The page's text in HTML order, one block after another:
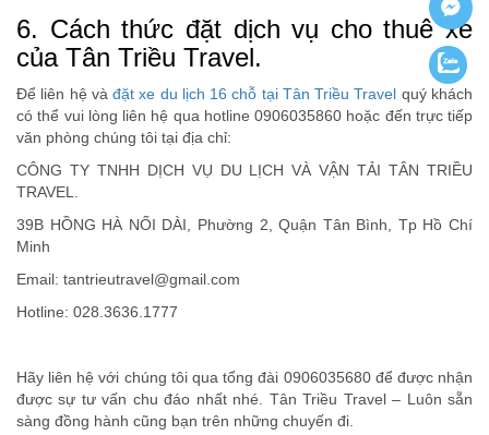
6. Cách thức đặt dịch vụ cho thuê xe
của Tân Triều Travel.
Để liên hệ vàđặt xe du lịch 16 chỗ tại Tân Triều Travel quý khách
có thể vui lòng liên hệ qua hotline 0906035860 hoặc đến trực tiếp
văn phòng chúng tôi tại địa chỉ:
CÔNG TY TNHH DỊCH VỤ DU LỊCH VÀ VẬN TẢI TÂN TRIỀU
TRAVEL.
39B HỒNG HÀ NỐI DÀI, Phường 2, Quận Tân Bình, Tp Hồ Chí
Minh
Email: tantrieutravel@gmail.com
Hotline: 028.3636.1777
Hãy liên hệ với chúng tôi qua tổng đài 0906035680 để được nhận
được sự tư vấn chu đáo nhất nhé. Tân Triều Travel – Luôn sẵn
sàng đồng hành cũng bạn trên những chuyến đi.